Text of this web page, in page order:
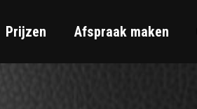
Prijzen Afspraak maken